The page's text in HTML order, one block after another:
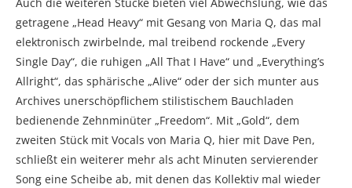
getragene „Head Heavy“ mit Gesang von Maria Q, das mal
elektronisch zwirbelnde, mal treibend rockende „Every
Single Day“, die ruhigen „All That I Have“ und „Everything’s
Allright“, das sphärische „Alive“ oder der sich munter aus
Archives unerschöpflichem stilistischem Bauchladen
bedienende Zehnminüter „Freedom“. Mit „Gold“, dem
zweiten Stück mit Vocals von Maria Q, hier mit Dave Pen,
schließt ein weiterer mehr als acht Minuten servierender
Song eine Scheibe ab, mit denen das Kollektiv mal wieder